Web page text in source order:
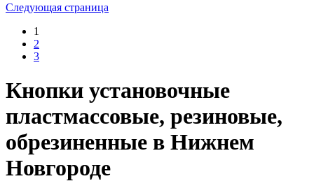
Следующая страница
1
2
3
Кнопки установочные
пластмассовые, резиновые,
обрезиненные в Нижнем
Новгороде